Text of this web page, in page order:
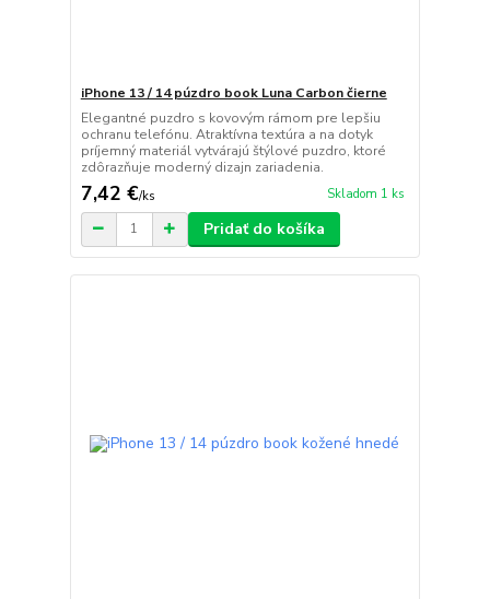
iPhone 13 / 14 púzdro book Luna Carbon čierne
Elegantné puzdro s kovovým rámom pre lepšiu
ochranu telefónu. Atraktívna textúra a na dotyk
príjemný materiál vytvárajú štýlové puzdro, ktoré
zdôrazňuje moderný dizajn zariadenia.
7,42 €/ks Skladom 1 ks
Pridať do košíka